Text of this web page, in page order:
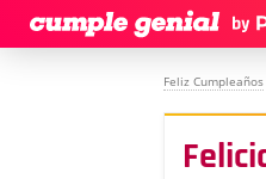
Feliz Cumpleaños